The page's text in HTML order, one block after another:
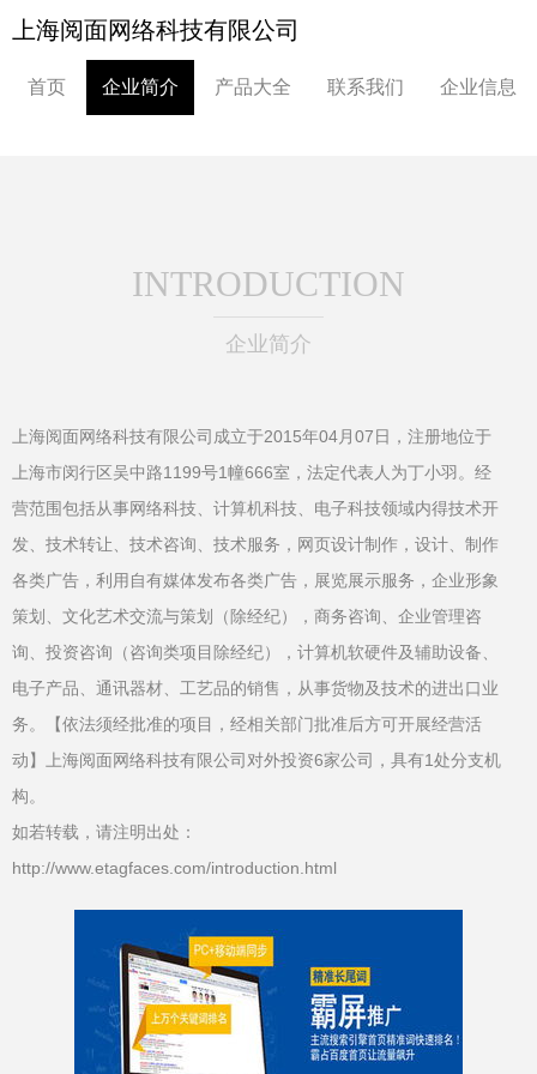
上海阅面网络科技有限公司
首页 企业简介 产品大全 联系我们 企业信息
INTRODUCTION
企业简介
上海阅面网络科技有限公司成立于2015年04月07日，注册地位于
上海市闵行区吴中路1199号1幢666室，法定代表人为丁小羽。经
营范围包括从事网络科技、计算机科技、电子科技领域内得技术开
发、技术转让、技术咨询、技术服务，网页设计制作，设计、制作
各类广告，利用自有媒体发布各类广告，展览展示服务，企业形象
策划、文化艺术交流与策划（除经纪），商务咨询、企业管理咨
询、投资咨询（咨询类项目除经纪），计算机软硬件及辅助设备、
电子产品、通讯器材、工艺品的销售，从事货物及技术的进出口业
务。【依法须经批准的项目，经相关部门批准后方可开展经营活
动】上海阅面网络科技有限公司对外投资6家公司，具有1处分支机
构。
如若转载，请注明出处：
http://www.etagfaces.com/introduction.html